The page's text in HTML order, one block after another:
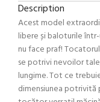
Description
Acest model
libere și baloturile
nu face praf!
se potrivi nevoilor
lungime. Tot ce
dimensiunea potrivită